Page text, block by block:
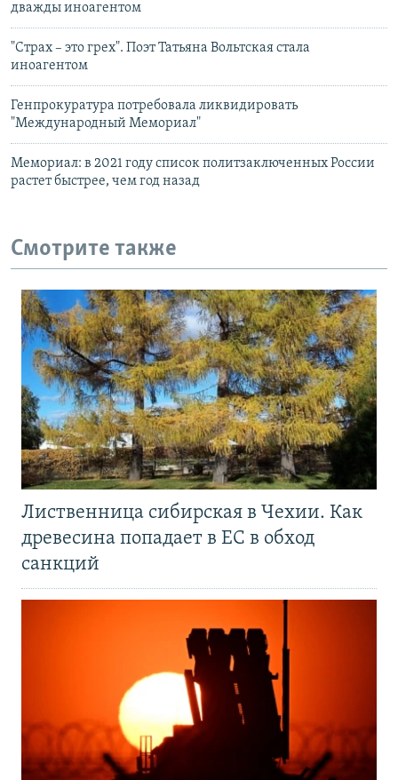
дважды иноагентом
"Страх – это грех". Поэт Татьяна Вольтская стала
иноагентом
Генпрокуратура потребовала ликвидировать
"Международный Мемориал"
Мемориал: в 2021 году список политзаключенных России
растет быстрее, чем год назад
Смотрите также
Лиственница сибирская в Чехии. Как
древесина попадает в ЕС в обход
санкций